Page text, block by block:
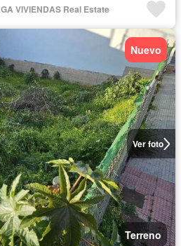
VIVIENDAS Real Estate
Ver foto
Nuevo
Terreno